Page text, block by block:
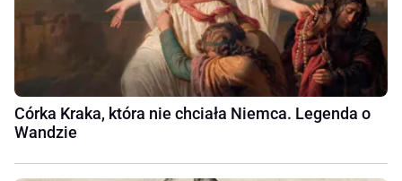
Córka Kraka, która nie chciała Niemca. Legenda o
Wandzie